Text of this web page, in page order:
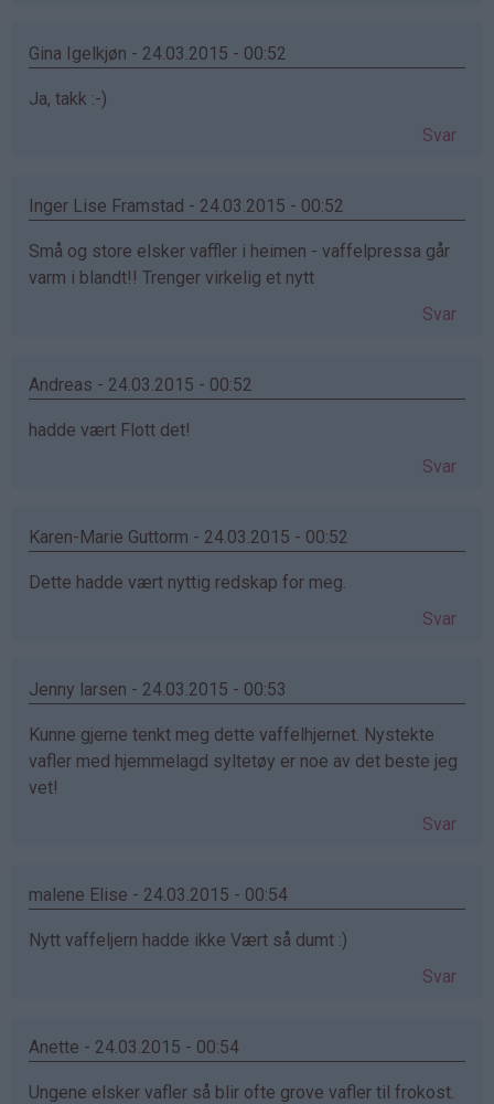
Gina Igelkjøn - 24.03.2015 - 00:52
Ja, takk :-)
Svar
Inger Lise Framstad - 24.03.2015 - 00:52
Små og store elsker vaffler i heimen - vaffelpressa går
varm i blandt!! Trenger virkelig et nytt
Svar
Andreas - 24.03.2015 - 00:52
hadde vært Flott det!
Svar
Karen-Marie Guttorm - 24.03.2015 - 00:52
Dette hadde vært nyttig redskap for meg.
Svar
Jenny larsen - 24.03.2015 - 00:53
Kunne gjerne tenkt meg dette vaffelhjernet. Nystekte
vafler med hjemmelagd syltetøy er noe av det beste jeg
vet!
Svar
malene Elise - 24.03.2015 - 00:54
Nytt vaffeljern hadde ikke Vært så dumt :)
Svar
Anette - 24.03.2015 - 00:54
Ungene elsker vafler så blir ofte grove vafler til frokost.